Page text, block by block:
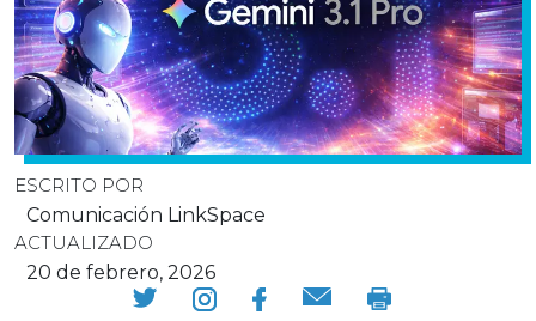
ESCRITO POR
Comunicación LinkSpace
ACTUALIZADO
20 de febrero, 2026